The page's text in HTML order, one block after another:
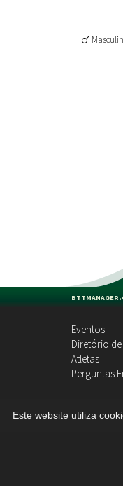
Eventos
Diretório
Atletas
Perguntas
Este website utiliza